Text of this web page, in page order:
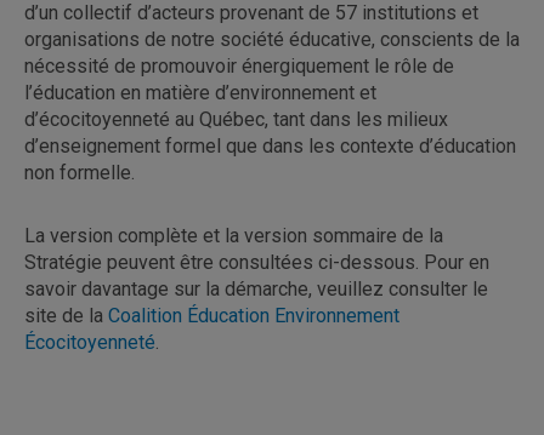
d’un collectif d’acteurs provenant de 57 institutions et
organisations de notre société éducative, conscients de la
nécessité de promouvoir énergiquement le rôle de
l’éducation en matière d’environnement et
d’écocitoyenneté au Québec, tant dans les milieux
d’enseignement formel que dans les contexte d’éducation
non formelle.
La version complète et la version sommaire de la
Stratégie peuvent être consultées ci-dessous. Pour en
savoir davantage sur la démarche, veuillez consulter le
site de la Coalition Éducation Environnement
Écocitoyenneté.